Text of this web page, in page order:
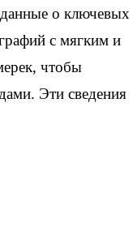
данные о ключевых
с мягким и
чтобы
Эти сведения